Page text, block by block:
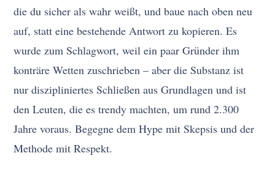
die du sicher als wahr weißt, und baue nach oben neu
auf, statt eine bestehende Antwort zu kopieren. Es
wurde zum Schlagwort, weil ein paar Gründer ihm
konträre Wetten zuschrieben – aber die Substanz ist
nur diszipliniertes Schließen aus Grundlagen und ist
den Leuten, die es trendy machten, um rund 2.300
Jahre voraus. Begegne dem Hype mit Skepsis und der
Methode mit Respekt.